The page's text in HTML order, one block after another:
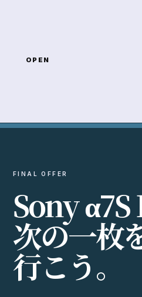
OPEN
FINAL OFFER
Sonyα7S
次の一枚
行こう。